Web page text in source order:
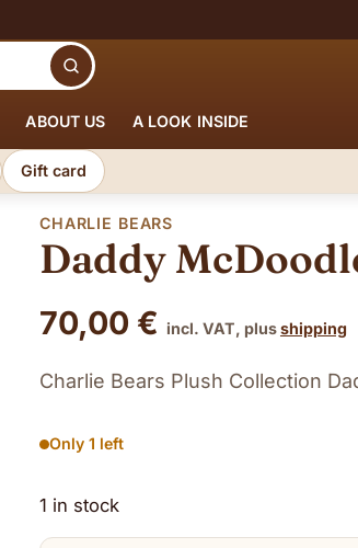
Search
ABOUT US A LOOK INSIDE
Gift card
CHARLIE BEARS
Daddy
70,00 € incl. VAT, plusshipping
Charlie Bears Plush Collection
Only 1 left
1 in stock